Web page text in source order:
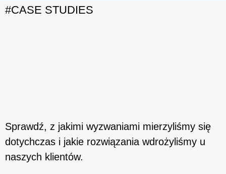
#CASE STUDIES
Sprawdź, z jakimi wyzwaniami mierzyliśmy się
dotychczas i jakie rozwiązania wdrożyliśmy u
naszych klientów.